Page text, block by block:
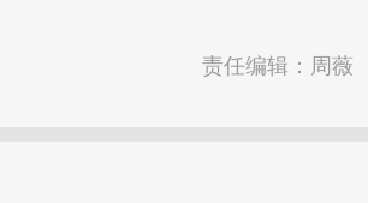
责任编辑：周薇